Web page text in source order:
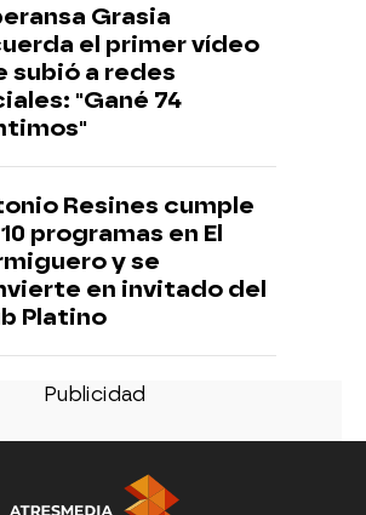
Grasia
el primer vídeo
subió a redes
"Gané 74
Resines cumple
programas en El
y se
en invitado del
Platino